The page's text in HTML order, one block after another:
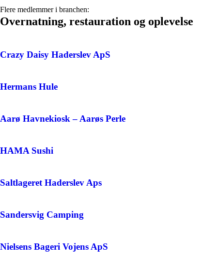
Flere medlemmer i branchen:
Overnatning, restauration og oplevelse
Crazy Daisy Haderslev ApS
Hermans Hule
Aarø Havnekiosk – Aarøs Perle
HAMA Sushi
Saltlageret Haderslev Aps
Sandersvig Camping
Nielsens Bageri Vojens ApS